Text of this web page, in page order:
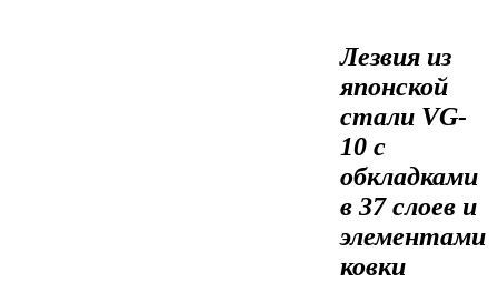
Лезвия из
японской
стали VG-
10 с
обкладками
в 37 слоев и
элементами
ковки